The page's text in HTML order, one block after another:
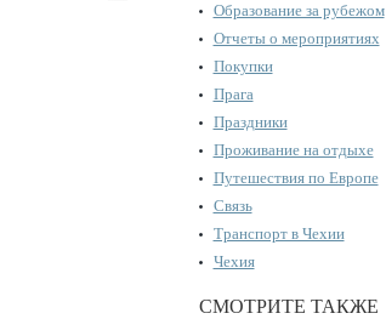
Образование за рубежом
Отчеты о мероприятиях
Покупки
Прага
Праздники
Проживание на отдыхе
Путешествия по Европе
Связь
Транспорт в Чехии
Чехия
СМОТРИТЕ ТАКЖЕ